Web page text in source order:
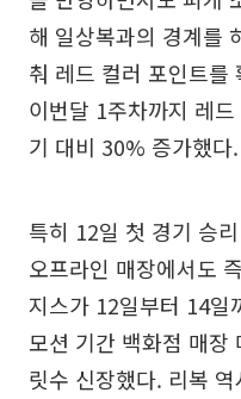
해 일상복과의 경계를
춰 레드 컬러 포인트를
이번달 1주차까지 레
기 대비 30% 증가했다.
특히 12일 첫 경기 승
오프라인 매장에서도
지스가 12일부터 14일
모션 기간 백화점 매장
릿수 신장했다. 리복